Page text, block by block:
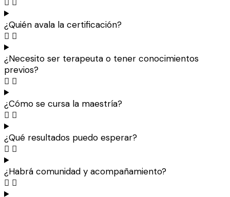
¿Quién avala la certificación?
¿Necesito ser terapeuta o tener conocimientos
previos?
¿Cómo se cursa la maestría?
¿Qué resultados puedo esperar?
¿Habrá comunidad y acompañamiento?